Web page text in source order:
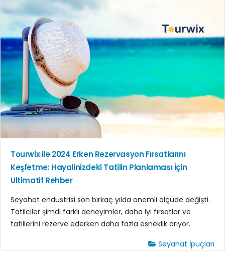
Tourwix ile 2024 Erken Rezervasyon Fırsatlarını
Keşfetme: Hayalinizdeki Tatilin Planlaması İçin
Ultimatif Rehber
Seyahat endüstrisi son birkaç yılda önemli ölçüde değişti.
Tatilciler şimdi farklı deneyimler, daha iyi fırsatlar ve
tatillerini rezerve ederken daha fazla esneklik arıyor.
Seyahat İpuçları